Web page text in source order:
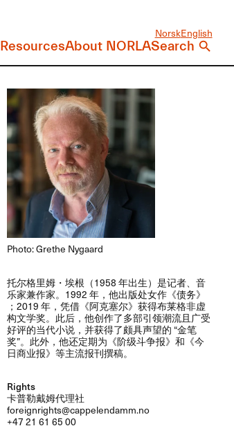
NorskEnglish
ResourcesAbout NORLASearch
Photo: Grethe Nygaard
​托尔格里姆・埃根​（​1958 ​年出生）​是记者、​音
乐家兼作家。​​1992 ​年，​他出版处女作​《债务》​
；​​2019 ​年，​凭借​《阿克塞尔》​获得布莱格非虚
构文学奖。​此后，​他创作了多部引领潮流且广受
好评的当代小说，​并获得了颇具声望的 ​“金笔
奖”。​此外，​他还定期为​《阶级斗争报》​和​《今
日商业报》​等主流报刊撰稿。​​
Rights
卡普勒戴姆代理社
foreignrights@cappelendamm.no
+47 21 61 65 00